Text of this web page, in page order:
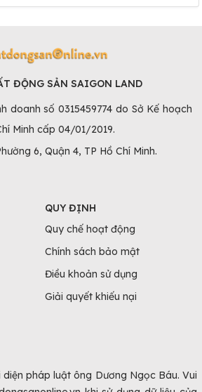
Ninh.
Chung Cư Bắc Giang
diện tích, vị trí,... mà giá chung cư Bắc
Bắc Giang dưới 1 tỷ
Bắc Giang giá 2 - 4 tỷ
cư Bắc Giang trên 4 tỷ
chung cư Bắc Giang
chung cư là yếu tố quan trọng, bởi
việc di chuyển của người ở từ nhà
sẽ giúp cho việc di chuyển thuận
cư đang trong giai đoạn xây dựng
kiểm tra giấy tờ pháp lý đầy đủ trước
ĐỘNG SẢN SAIGON LAND
doanh số 0315459774 do Sở Kế hoạch
Minh cấp 04/01/2019.
6, Quận 4, TP Hồ Chí Minh.
QUY ĐỊNH
Quy chế hoạt động
Chính sách bảo mật
Điều khoản sử dụng
Giải quyết khiếu nại
pháp luật ông Dương Ngọc Báu. Vui